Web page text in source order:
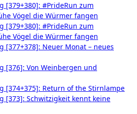
[379+380]: #PrideRun zum
Vögel die Würmer fangen
[379+380]: #PrideRun zum
Vögel die Würmer fangen
[377+378]: Neuer Monat – neues
[376]: Von Weinbergen und
[374+375]: Return of the Stirnlampe
[373]: Schwitzigkeit kennt keine